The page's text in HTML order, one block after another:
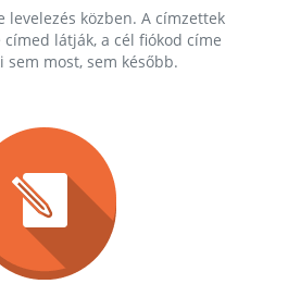
levelezés közben. A címzettek
címed látják, a cél fiókod címe
sem most, sem később.